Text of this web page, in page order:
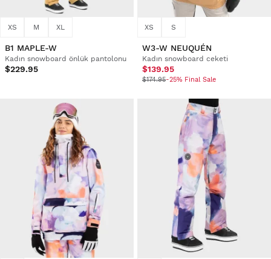
XS M XL
B1 MAPLE-W
Kadın snowboard önlük pantolonu
$229.95
XS S
W3-W NEUQUÉN
Kadın snowboard ceketi
$139.95
$174.95-25% Final Sale